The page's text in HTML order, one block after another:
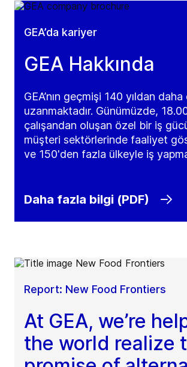
GEA’da kariyer
GEA Hakkında
GEA’nın geçmişi 140 yıldan
uzanmaktadır. Günümüzde,
çalışandan oluşan özel bir iş
müşteri sektörlerinde faaliyet
ve 150'den fazla ülkeyle iş
Daha fazla bilgi (PDF)
Report: New Food Frontiers
At GEA, we’re
the world realize